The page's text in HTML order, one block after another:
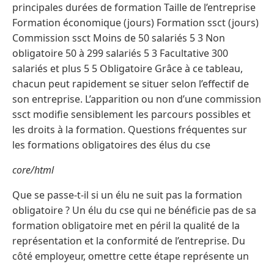
principales durées de formation Taille de l’entreprise
Formation économique (jours) Formation ssct (jours)
Commission ssct Moins de 50 salariés 5 3 Non
obligatoire 50 à 299 salariés 5 3 Facultative 300
salariés et plus 5 5 Obligatoire Grâce à ce tableau,
chacun peut rapidement se situer selon l’effectif de
son entreprise. L’apparition ou non d’une commission
ssct modifie sensiblement les parcours possibles et
les droits à la formation. Questions fréquentes sur
les formations obligatoires des élus du cse
core/html
Que se passe-t-il si un élu ne suit pas la formation
obligatoire ? Un élu du cse qui ne bénéficie pas de sa
formation obligatoire met en péril la qualité de la
représentation et la conformité de l’entreprise. Du
côté employeur, omettre cette étape représente un